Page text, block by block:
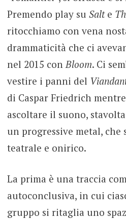
Premendo play su Salte
ritocchiamo con vena
drammaticità che ci
nel 2015 con Bloom. Ci
vestire i panni del
di Caspar Friedrich
ascoltare il suono,
un progressive metal, che
teatrale e onirico.
La prima è una traccia
autoconclusiva, in cui
gruppo si ritaglia uno